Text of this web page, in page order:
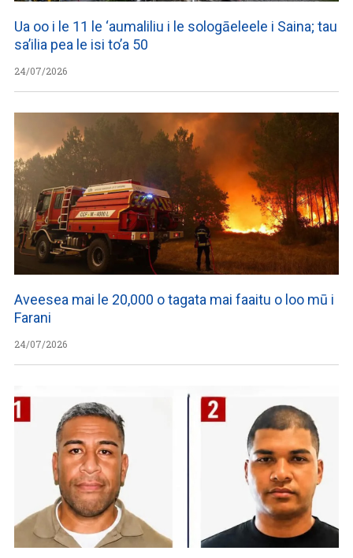
Ua oo i le 11 le ‘aumaliliu i le sologāeleele i Saina; tau
sa’ilia pea le isi to’a 50
24/07/2026
Aveesea mai le 20,000 o tagata mai faaitu o loo mū i
Farani
24/07/2026